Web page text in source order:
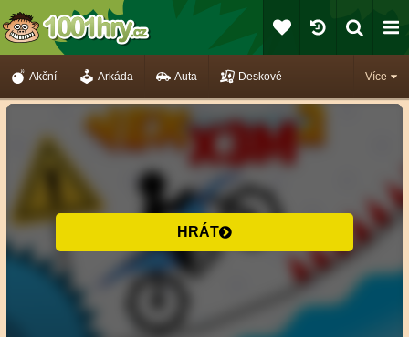
Více
Akční Arkáda Auta Deskové
HRÁT